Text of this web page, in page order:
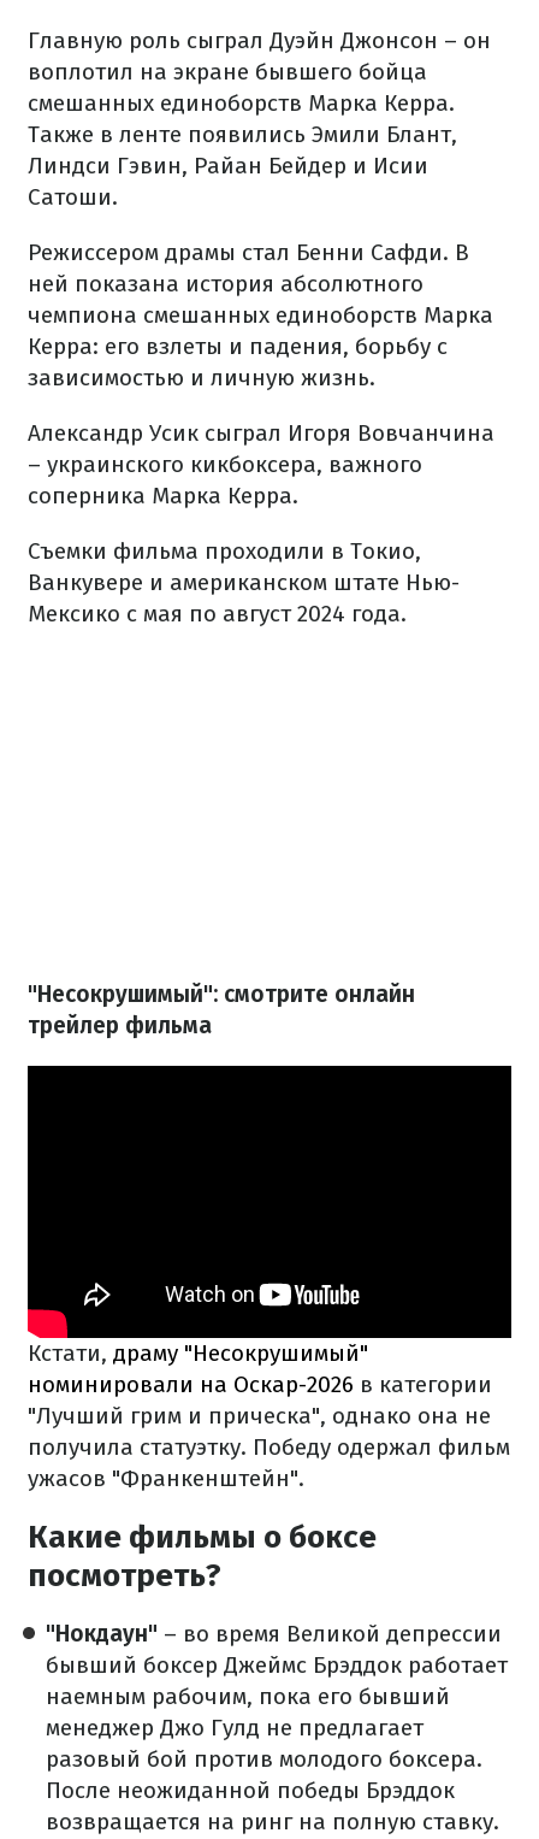
Главную роль сыграл Дуэйн Джонсон – он
воплотил на экране бывшего бойца
смешанных единоборств Марка Керра.
Также в ленте появились Эмили Блант,
Линдси Гэвин, Райан Бейдер и Исии
Сатоши.
Режиссером драмы стал Бенни Сафди. В
ней показана история абсолютного
чемпиона смешанных единоборств Марка
Керра: его взлеты и падения, борьбу с
зависимостью и личную жизнь.
Александр Усик сыграл Игоря Вовчанчина
– украинского кикбоксера, важного
соперника Марка Керра.
Съемки фильма проходили в Токио,
Ванкувере и американском штате Нью-
Мексико с мая по август 2024 года.
"Несокрушимый": смотрите онлайн
трейлер фильма
Кстати, драму "Несокрушимый"
номинировали на Оскар-2026 в категории
"Лучший грим и прическа", однако она не
получила статуэтку. Победу одержал фильм
ужасов "Франкенштейн".
Какие фильмы о боксе
посмотреть?
"Нокдаун" – во время Великой депрессии
бывший боксер Джеймс Брэддок работает
наемным рабочим, пока его бывший
менеджер Джо Гулд не предлагает
разовый бой против молодого боксера.
После неожиданной победы Брэддок
возвращается на ринг на полную ставку.